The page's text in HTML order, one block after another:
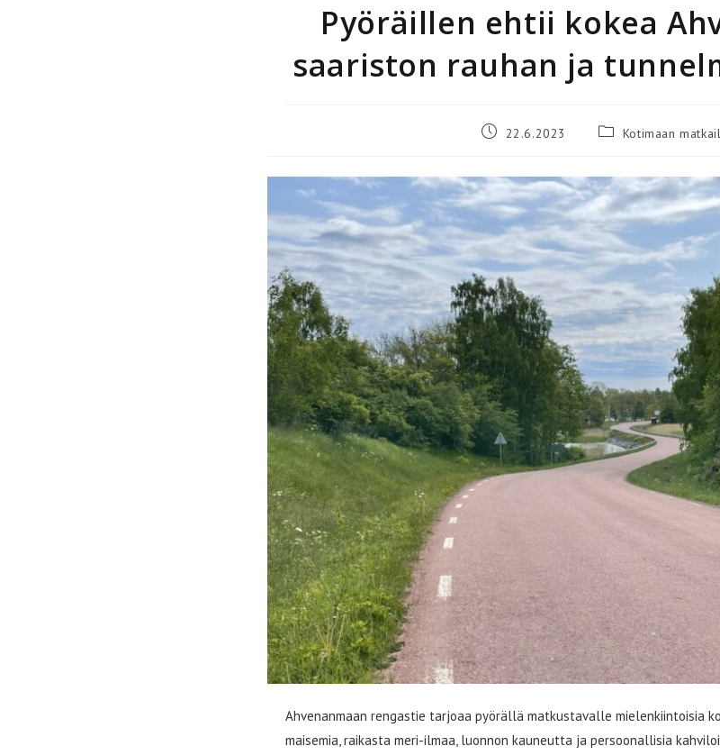
Pyöräillen ehtii kokea
saariston rauhan ja
Artikkeli22.6.2023
Artikkelin
Kotimaan
Ahvenanmaan rengastie tarjoaa pyörällä matkustavalle mielenkiintoisia
maisemia, raikasta meri-ilmaa, luonnon kauneutta ja persoonallisia